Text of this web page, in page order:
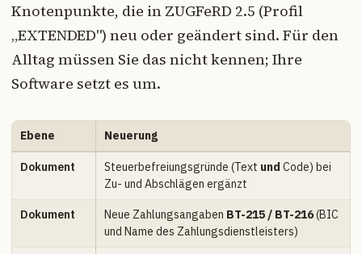
Knotenpunkte, die in ZUGFeRD 2.5 (Profil
„EXTENDED") neu oder geändert sind. Für den
Alltag müssen Sie das nicht kennen; Ihre
Software setzt es um.
Ebene Neuerung
Dokument Steuerbefreiungsgründe (Text und Code) bei
Zu- und Abschlägen ergänzt
Dokument Neue Zahlungsangaben BT-215 / BT-216(BIC
und Name des Zahlungsdienstleisters)